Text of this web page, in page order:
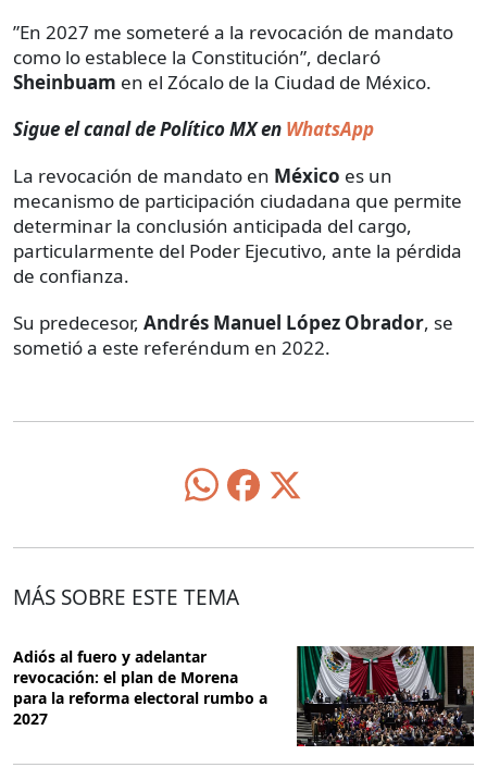
”En 2027 me someteré a la revocación de mandato
como lo establece la Constitución”, declaró
Sheinbuam en el Zócalo de la Ciudad de México.
Sigue el canal de Político MX en WhatsApp
La revocación de mandato en México es un
mecanismo de participación ciudadana que permite
determinar la conclusión anticipada del cargo,
particularmente del Poder Ejecutivo, ante la pérdida
de confianza.
Su predecesor, Andrés Manuel López Obrador, se
sometió a este referéndum en 2022.
MÁS SOBRE ESTE TEMA
Adiós al fuero y adelantar
revocación: el plan de Morena
para la reforma electoral rumbo a
2027